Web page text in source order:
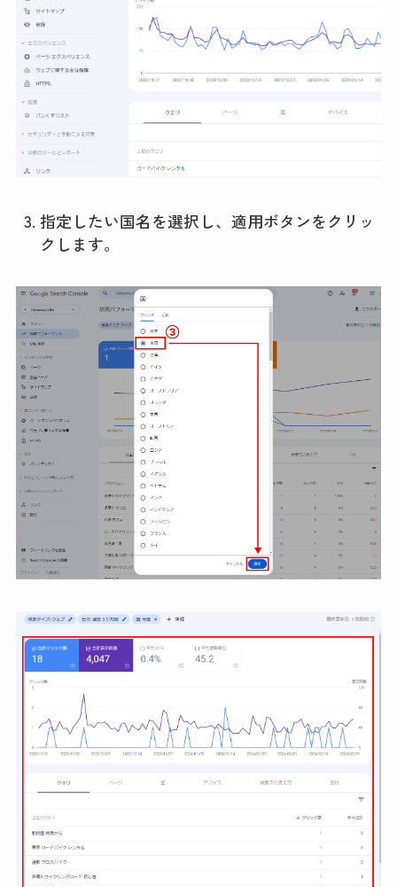
指定したい国名を選択し、適用ボタンをクリッ
クします。